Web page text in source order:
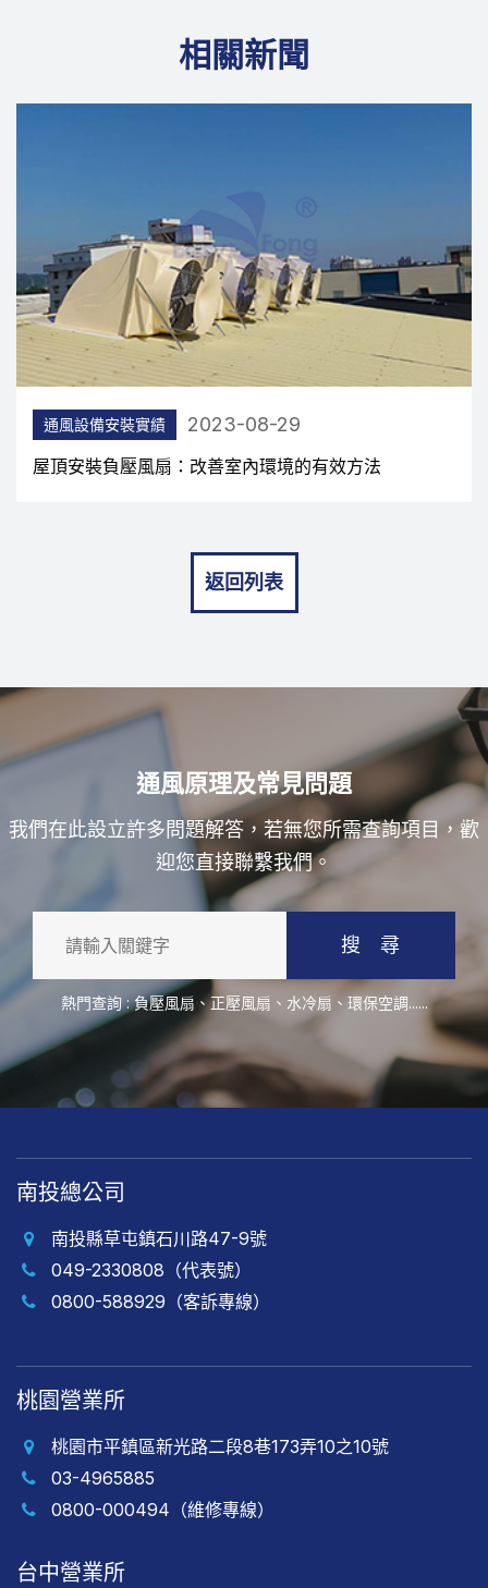
相關新聞
通風設備安裝實績 2023-08-29
屋頂安裝負壓風扇：改善室內環境的有效方法
返回列表
通風原理及常見問題
我們在此設立許多問題解答，若無您所需查詢項目，歡
迎您直接聯繫我們。
搜 尋
熱門查詢 :負壓風扇 、正壓風扇 、 水冷扇 、 環保空調......
南投總公司
南投縣草屯鎮石川路47-9號
049-2330808（代表號）
0800-588929（客訴專線）
桃園營業所
桃園市平鎮區新光路二段8巷173弄10之10號
03-4965885
0800-000494（維修專線）
台中營業所